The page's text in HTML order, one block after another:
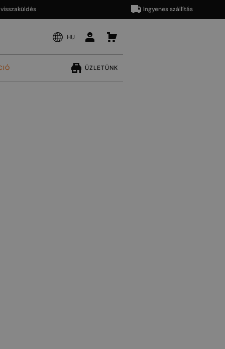
Ingyenes szállítás
HU
ÜZLETÜNK